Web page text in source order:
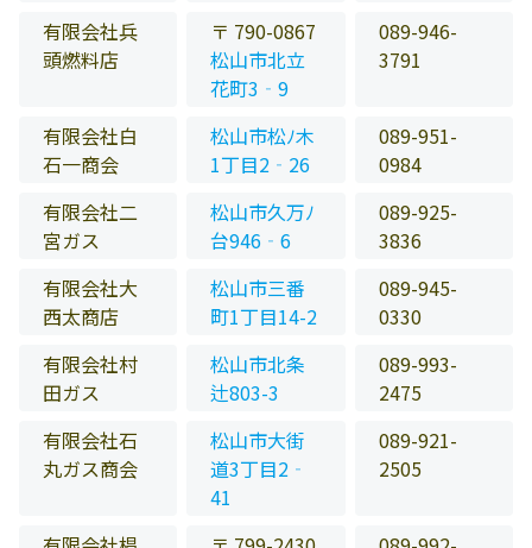
有限会社兵
頭燃料店
〒 790-0867
松山市北立
花町3‐9
089-946-
3791
有限会社白
石一商会
松山市松ﾉ木
1丁目2‐26
089-951-
0984
有限会社二
宮ガス
松山市久万ﾉ
台946‐6
089-925-
3836
有限会社大
西太商店
松山市三番
町1丁目14-2
089-945-
0330
有限会社村
田ガス
松山市北条
辻803-3
089-993-
2475
有限会社石
丸ガス商会
松山市大街
道3丁目2‐
41
089-921-
2505